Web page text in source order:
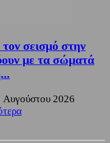
τον σεισμό στην
με τα σώματά
Αυγούστου 2026